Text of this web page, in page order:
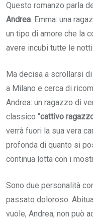
Questo romanzo parla
Andrea. Emma: una
un tipo di amore che la
avere incubi tutte le notti.
Ma decisa a scrollarsi
a Milano e cerca di
Andrea: un ragazzo di
classico “cattivo
verrà fuori la sua vera
profonda di quanto si
continua lotta con i
Sono due personalità
passato doloroso.
vuole, Andrea, non può